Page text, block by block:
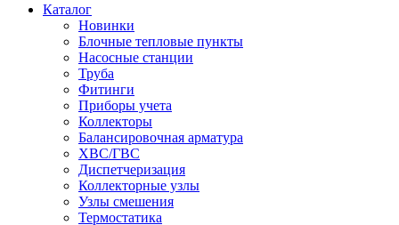
Каталог
Новинки
Блочные тепловые пункты
Насосные станции
Труба
Фитинги
Приборы учета
Коллекторы
Балансировочная арматура
ХВС/ГВС
Диспетчеризация
Коллекторные узлы
Узлы смешения
Термостатика